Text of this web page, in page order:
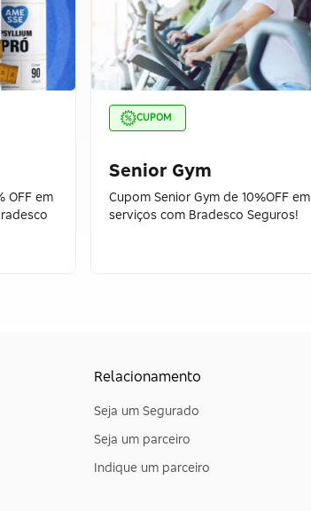
OFF em
CUPOM
Senior Gym
Cupom Senior Gym de 10%OFF em
serviços com Bradesco Seguros!
Relacionamento
Seja um Segurado
Seja um parceiro
Indique um parceiro